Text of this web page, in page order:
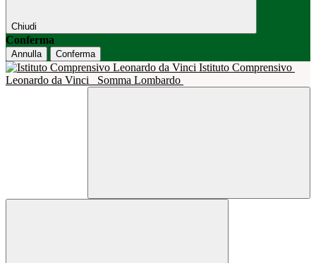
Chiudi
Conferma
Annulla Conferma
Istituto Comprensivo
Leonardo da Vinci
Somma Lombardo